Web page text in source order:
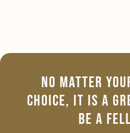
No Matter
Choice, It Is A
Be A